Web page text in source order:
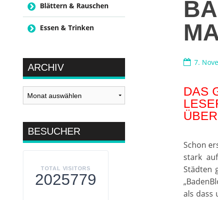
7.
DAS
Schon
stark
Städten
als dass
Blättern & Rauschen
Essen & Trinken
ARCHIV
Archiv
BESUCHER
TOTAL VISITORS
2025779